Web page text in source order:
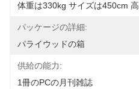
体重は330kg サイズは450cm 高
パッケージの詳細:
パライウッドの箱
供給の能力:
1冊のPCの月刊雑誌